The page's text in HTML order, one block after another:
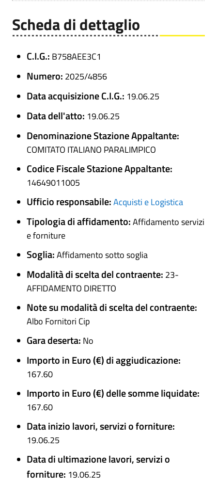
Scheda di dettaglio
C.I.G.: B758AEE3C1
Numero: 2025/4856
Data acquisizione C.I.G.: 19.06.25
Data dell'atto: 19.06.25
Denominazione Stazione Appaltante:
COMITATO ITALIANO PARALIMPICO
Codice Fiscale Stazione Appaltante:
14649011005
Ufficio responsabile:Acquisti e Logistica
Tipologia di affidamento:Affidamento servizi
e forniture
Soglia:Affidamento sotto soglia
Modalità di scelta del contraente: 23-
AFFIDAMENTO DIRETTO
Note su modalità di scelta del contraente:
Albo Fornitori Cip
Gara deserta: No
Importo in Euro (€) di aggiudicazione:
167.60
Importo in Euro (€) delle somme liquidate:
167.60
Data inizio lavori, servizi o forniture:
19.06.25
Data di ultimazione lavori, servizi o
forniture: 19.06.25